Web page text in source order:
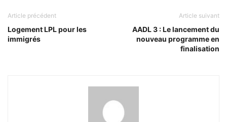
Article précédent
Logement LPL pour les
immigrés
Article suivant
AADL 3 : Le lancement du
nouveau programme en
finalisation